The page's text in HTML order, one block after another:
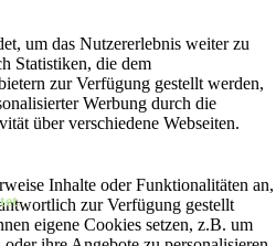
um das Nutzererlebnis weiter zu
Statistiken, die dem
zur Verfügung gestellt werden,
Werbung durch die
über verschiedene Webseiten.
Inhalte oder Funktionalitäten an,
zur Verfügung gestellt
eigene Cookies setzen, z.B. um